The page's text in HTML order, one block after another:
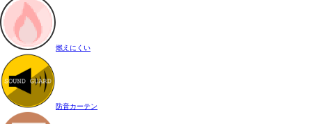
燃えにくい
防音カーテン